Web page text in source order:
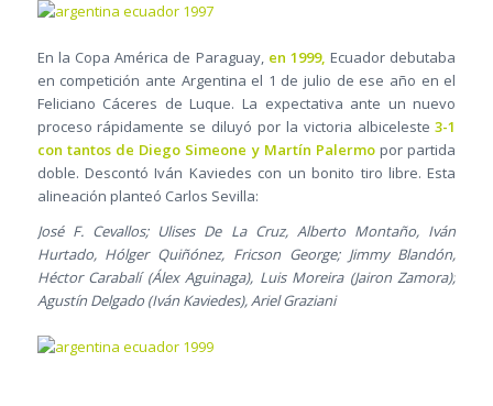
En la Copa América de Paraguay, en 1999, Ecuador debutaba
en competición ante Argentina el 1 de julio de ese año en el
Feliciano Cáceres de Luque. La expectativa ante un nuevo
proceso rápidamente se diluyó por la victoria albiceleste3-1
con tantos de Diego Simeone y Martín Palermo por partida
doble. Descontó Iván Kaviedes con un bonito tiro libre. Esta
alineación planteó Carlos Sevilla:
José F. Cevallos; Ulises De La Cruz, Alberto Montaño, Iván
Hurtado, Hólger Quiñónez, Fricson George; Jimmy Blandón,
Héctor Carabalí (Álex Aguinaga), Luis Moreira (Jairon Zamora);
Agustín Delgado (Iván Kaviedes), Ariel Graziani